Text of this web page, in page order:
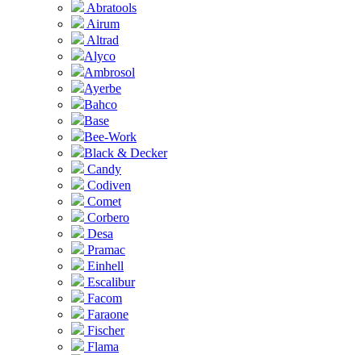
Abratools
Airum
Altrad
Alyco
Ambrosol
Ayerbe
Bahco
Base
Bee-Work
Black & Decker
Candy
Codiven
Comet
Corbero
Desa
Pramac
Einhell
Escalibur
Facom
Faraone
Fischer
Flama